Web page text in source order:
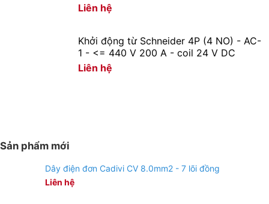
Liên hệ
Khởi động từ Schneider 4P (4 NO) - AC-
1 - <= 440 V 200 A - coil 24 V DC
Liên hệ
Sản phẩm mới
Dây điện đơn Cadivi CV 8.0mm2 - 7 lõi đồng
Liên hệ